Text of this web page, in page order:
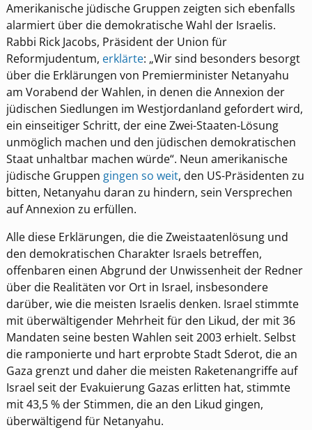
Amerikanische jüdische Gruppen zeigten sich ebenfalls
alarmiert über die demokratische Wahl der Israelis.
Rabbi Rick Jacobs, Präsident der Union für
Reformjudentum, erklärte: „Wir sind besonders besorgt
über die Erklärungen von Premierminister Netanyahu
am Vorabend der Wahlen, in denen die Annexion der
jüdischen Siedlungen im Westjordanland gefordert wird,
ein einseitiger Schritt, der eine Zwei-Staaten-Lösung
unmöglich machen und den jüdischen demokratischen
Staat unhaltbar machen würde“. Neun amerikanische
jüdische Gruppen gingen so weit, den US-Präsidenten zu
bitten, Netanyahu daran zu hindern, sein Versprechen
auf Annexion zu erfüllen.
Alle diese Erklärungen, die die Zweistaatenlösung und
den demokratischen Charakter Israels betreffen,
offenbaren einen Abgrund der Unwissenheit der Redner
über die Realitäten vor Ort in Israel, insbesondere
darüber, wie die meisten Israelis denken. Israel stimmte
mit überwältigender Mehrheit für den Likud, der mit 36
Mandaten seine besten Wahlen seit 2003 erhielt. Selbst
die ramponierte und hart erprobte Stadt Sderot, die an
Gaza grenzt und daher die meisten Raketenangriffe auf
Israel seit der Evakuierung Gazas erlitten hat, stimmte
mit 43,5 % der Stimmen, die an den Likud gingen,
überwältigend für Netanyahu.